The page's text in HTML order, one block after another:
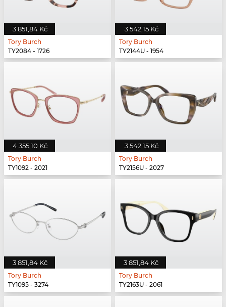
3 851,84 Kč
Tory Burch
TY2084 - 1726
3 542,15 Kč
Tory Burch
TY2144U - 1954
4 355,10 Kč
Tory Burch
TY1092 - 2021
3 542,15 Kč
Tory Burch
TY2156U - 2027
3 851,84 Kč
Tory Burch
TY1095 - 3274
3 851,84 Kč
Tory Burch
TY2163U - 2061